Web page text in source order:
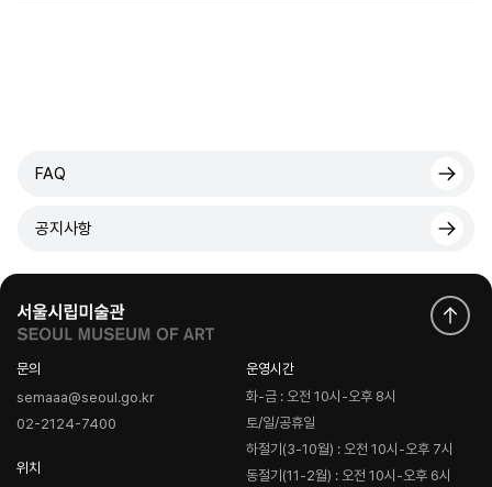
FAQ
공지사항
문의
semaaa@seoul.go.kr
02-2124-7400
위치
운영시간
화-금 : 오전 10시-오후 8시
토/일/공휴일
하절기(3-10월) : 오전 10시-오후 7시
동절기(11-2월) : 오전 10시-오후 6시